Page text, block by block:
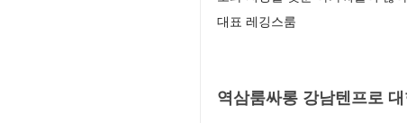
대표 레깅스룸
역삼룸싸롱 강남텐프로